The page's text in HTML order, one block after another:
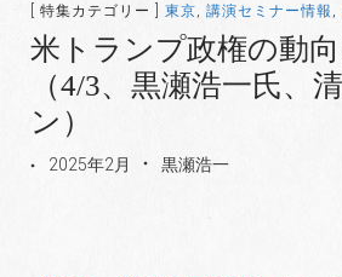
[ 特集カテゴリー ] 東京 講演セミナー情報
米トランプ政権の動
（4/3、黒瀬浩一氏、
ン）
2025年2月 黒瀬浩一